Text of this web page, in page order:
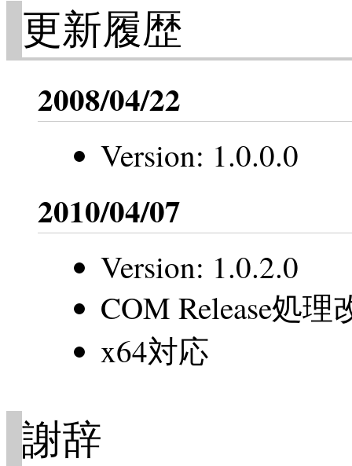
更新履歴
2008/04/22
Version: 1.0.0.0
2010/04/07
Version: 1.0.2.0
COM Release処理
x64対応
謝辞